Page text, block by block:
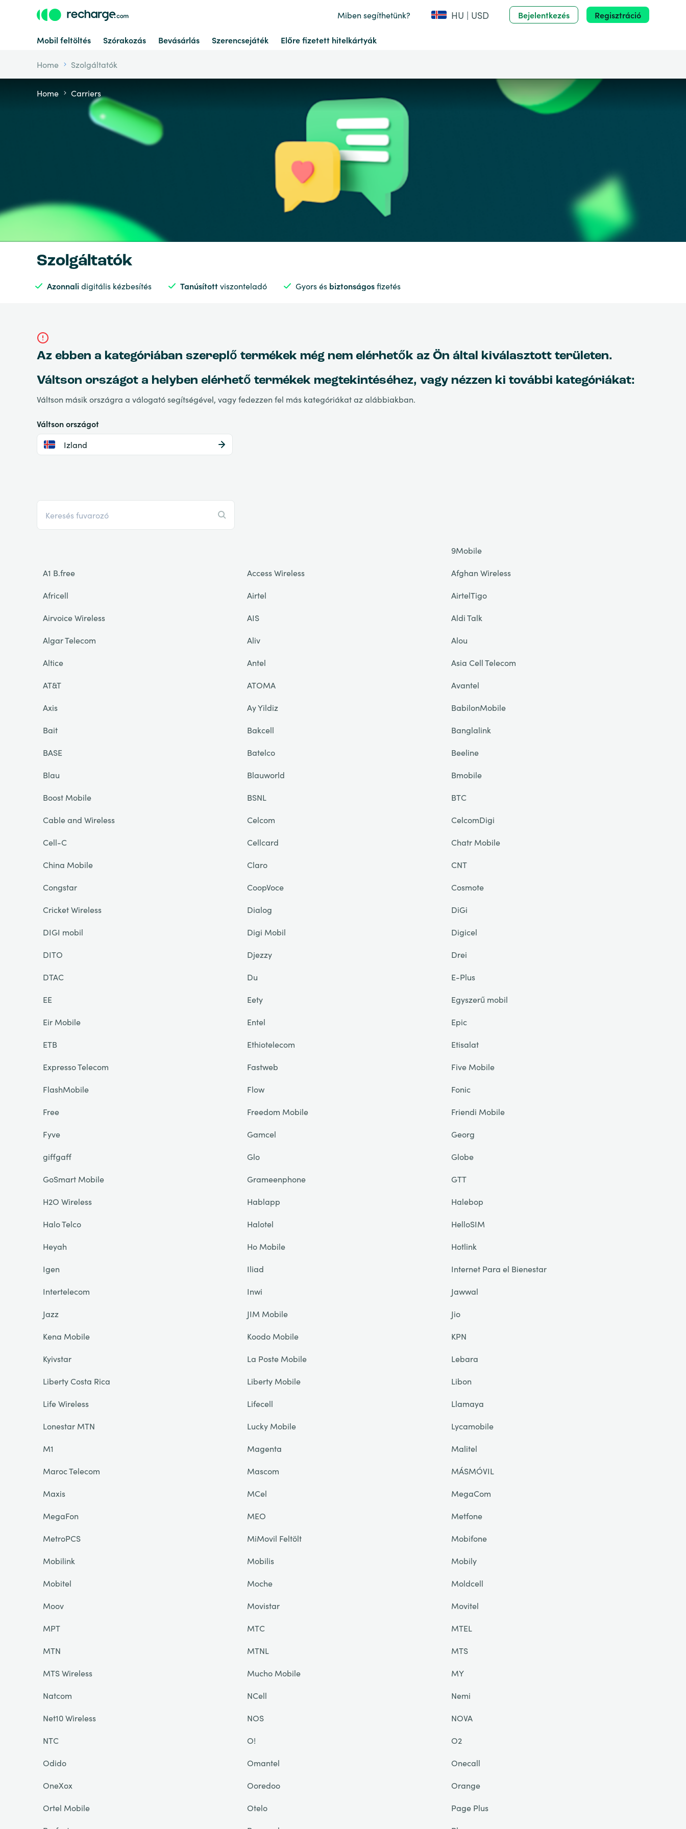
Miben segíthetünk? HU | USD Bejelentkezés Regisztráció
Mobil feltöltés Szórakozás Bevásárlás Szerencsejáték Előre fizetett hitelkártyák
Home Szolgáltatók
Home Carriers
Szolgáltatók
Azonnali digitális kézbesítés Tanúsítottviszonteladó Gyors és biztonságosfizetés
Az ebben a kategóriában szereplő termékek még nem elérhetők az Ön által kiválasztott területen.
Váltson országot a helyben elérhető termékek megtekintéséhez, vagy nézzen ki további kategóriákat:
Váltson másik országra a válogató segítségével, vagy fedezzen fel más kategóriákat az alábbiakban.
Váltson országot
Izland
9Mobile
A1 B.free
Access Wireless
Afghan Wireless
Africell
Airtel
AirtelTigo
Airvoice Wireless
AIS
Aldi Talk
Algar Telecom
Aliv
Alou
Altice
Antel
Asia Cell Telecom
AT&T
ATOMA
Avantel
Axis
Ay Yildiz
BabilonMobile
Bait
Bakcell
Banglalink
BASE
Batelco
Beeline
Blau
Blauworld
Bmobile
Boost Mobile
BSNL
BTC
Cable and Wireless
Celcom
CelcomDigi
Cell-C
Cellcard
Chatr Mobile
China Mobile
Claro
CNT
Congstar
CoopVoce
Cosmote
Cricket Wireless
Dialog
DiGi
DIGI mobil
Digi Mobil
Digicel
DITO
Djezzy
Drei
DTAC
Du
E-Plus
EE
Eety
Egyszerű mobil
Eir Mobile
Entel
Epic
ETB
Ethiotelecom
Etisalat
Expresso Telecom
Fastweb
Five Mobile
FlashMobile
Flow
Fonic
Free
Freedom Mobile
Friendi Mobile
Fyve
Gamcel
Georg
giffgaff
Glo
Globe
GoSmart Mobile
Grameenphone
GTT
H2O Wireless
Hablapp
Halebop
Halo Telco
Halotel
HelloSIM
Heyah
Ho Mobile
Hotlink
Igen
Iliad
Internet Para el Bienestar
Intertelecom
Inwi
Jawwal
Jazz
JIM Mobile
Jio
Kena Mobile
Koodo Mobile
KPN
Kyivstar
La Poste Mobile
Lebara
Liberty Costa Rica
Liberty Mobile
Libon
Life Wireless
Lifecell
Llamaya
Lonestar MTN
Lucky Mobile
Lycamobile
M1
Magenta
Malitel
Maroc Telecom
Mascom
MÁSMÓVIL
Maxis
MCel
MegaCom
MegaFon
MEO
Metfone
MetroPCS
MiMovil Feltölt
Mobifone
Mobilink
Mobilis
Mobily
Mobitel
Moche
Moldcell
Moov
Movistar
Movitel
MPT
MTC
MTEL
MTN
MTNL
MTS
MTS Wireless
Mucho Mobile
MY
Natcom
NCell
Nemi
Net10 Wireless
NOS
NOVA
NTC
O!
O2
Odido
Omantel
Onecall
OneXox
Ooredoo
Orange
Ortel Mobile
Otelo
Page Plus